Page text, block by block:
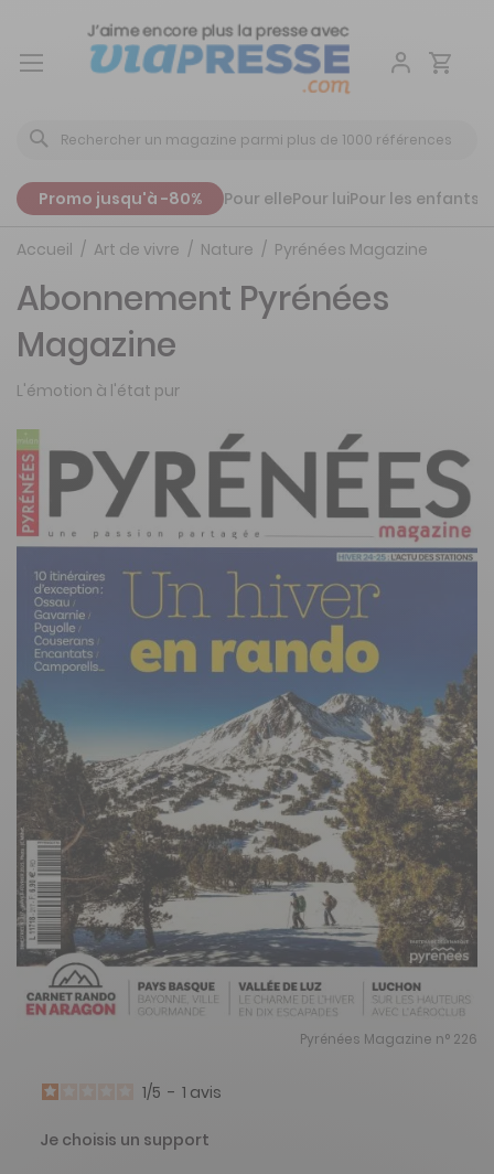
Aller
Promo jusqu'à -80% Pour ellePour luiPour les enfants
Accueil Art de vivre Nature Pyrénées Magazine
Pyrénées Magazine n° 226
Abonnement Pyrénées
Magazine
L'émotion à l'état pur
1/5 - 1 avis
Je choisis un support